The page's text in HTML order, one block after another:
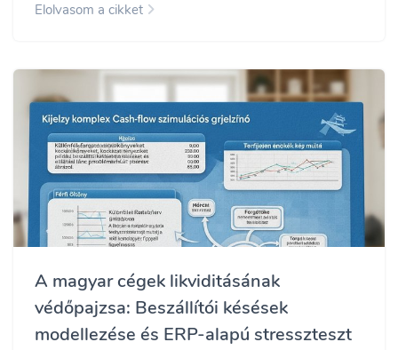
Elolvasom a cikket
A magyar cégek likviditásának
védőpajzsa: Beszállítói késések
modellezése és ERP-alapú stresszteszt